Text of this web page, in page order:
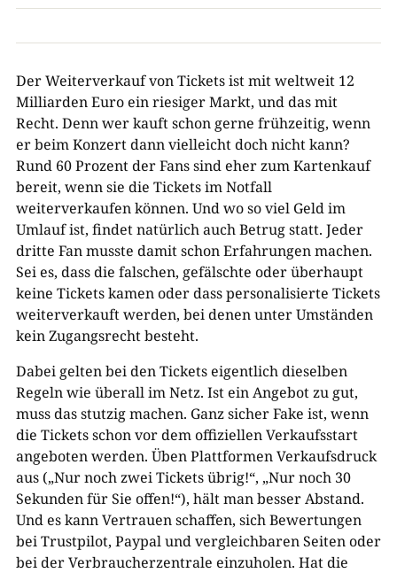
Der Weiterverkauf von Tickets ist mit weltweit 12
Milliarden Euro ein riesiger Markt, und das mit
Recht. Denn wer kauft schon gerne frühzeitig, wenn
er beim Konzert dann vielleicht doch nicht kann?
Rund 60 Prozent der Fans sind eher zum Kartenkauf
bereit, wenn sie die Tickets im Notfall
weiterverkaufen können. Und wo so viel Geld im
Umlauf ist, findet natürlich auch Betrug statt. Jeder
dritte Fan musste damit schon Erfahrungen machen.
Sei es, dass die falschen, gefälschte oder überhaupt
keine Tickets kamen oder dass personalisierte Tickets
weiterverkauft werden, bei denen unter Umständen
kein Zugangsrecht besteht.
Dabei gelten bei den Tickets eigentlich dieselben
Regeln wie überall im Netz. Ist ein Angebot zu gut,
muss das stutzig machen. Ganz sicher Fake ist, wenn
die Tickets schon vor dem offiziellen Verkaufsstart
angeboten werden. Üben Plattformen Verkaufsdruck
aus („Nur noch zwei Tickets übrig!“, „Nur noch 30
Sekunden für Sie offen!“), hält man besser Abstand.
Und es kann Vertrauen schaffen, sich Bewertungen
bei Trustpilot, Paypal und vergleichbaren Seiten oder
bei der Verbraucherzentrale einzuholen. Hat die